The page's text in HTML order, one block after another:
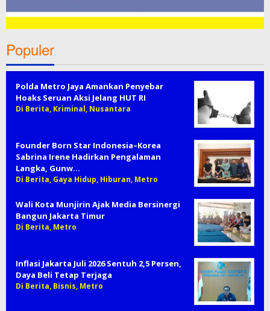
Populer
Polda Metro Jaya Amankan Penyebar
Hoaks Seruan Aksi Jelang HUT RI
Di Berita, Kriminal, Nusantara
Founder Born Star Indonesia–Korea
Sabrina Irene Hadirkan Pengalaman
Langka, Gunw…
Di Berita, Gaya Hidup, Hiburan, Metro
Wali Kota Munjirin Ajak Media Bersinergi
Bangun Jakarta Timur
Di Berita, Metro
Inflasi Jakarta Juli 2026 Sentuh 2,5 Persen,
Daya Beli Tetap Terjaga
Di Berita, Bisnis, Metro